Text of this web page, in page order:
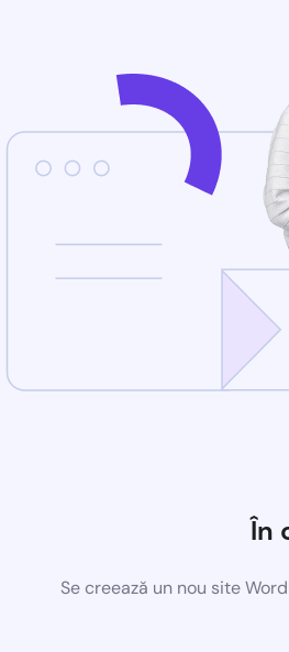
În
Se creează un nou site